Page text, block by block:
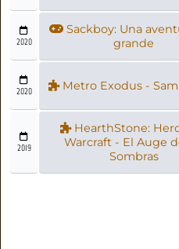
2020
Sackboy: Una
grande
2020 Metro Exodus -
2019
HearthStone:
Warcraft - El Auge
Sombras